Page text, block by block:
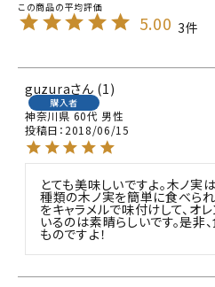
5.00 3
guzura
1
購入者
神奈川県 60代 男性
投稿日 2018/06/15
とても美味しいですよ。木ノ実
種類の木ノ実を簡単に食べら
をキャラメルで味付けして、オ
いるのは素晴らしいです。是非
ものですよ！